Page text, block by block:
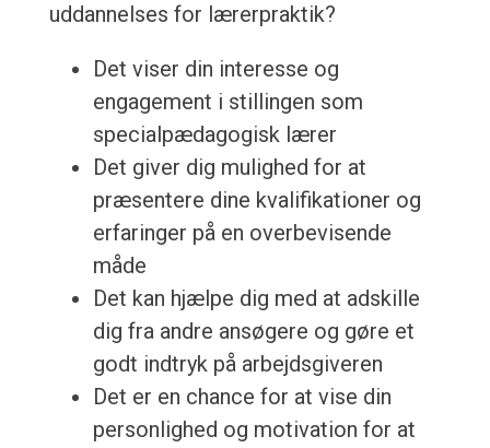
uddannelses for lærerpraktik?
Det viser din interesse og
engagement i stillingen som
specialpædagogisk lærer
Det giver dig mulighed for at
præsentere dine kvalifikationer og
erfaringer på en overbevisende
måde
Det kan hjælpe dig med at adskille
dig fra andre ansøgere og gøre et
godt indtryk på arbejdsgiveren
Det er en chance for at vise din
personlighed og motivation for at